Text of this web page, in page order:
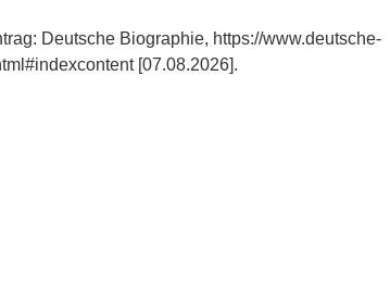
Deutsche Biographie, https://www.deutsche-
[07.08.2026].